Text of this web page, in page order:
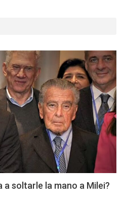
soltarle la mano a Milei?